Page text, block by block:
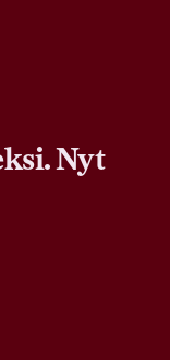
Nyt